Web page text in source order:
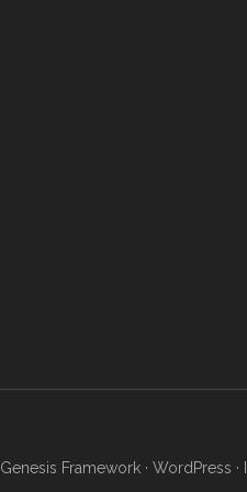
Genesis Framework· WordPress ·